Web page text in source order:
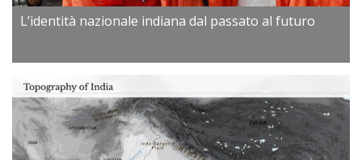
L’identità nazionale indiana dal passato al futuro